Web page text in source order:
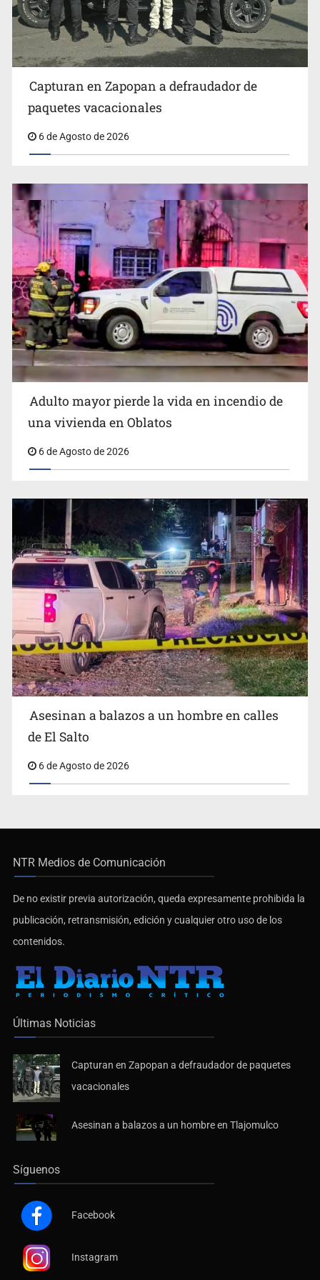
Fallece monseñor Carlos Garfias Merlos, arzobispo
emérito de Morelia
Detienen al exgobernador de Guerrero, Ángel Aguirre
Capturan en Zapopan a defraudador de paquetes
Capturan en Zapopan a defraudador de
paquetes vacacionales
6 de Agosto de 2026
Adulto mayor pierde la vida en incendio de
una vivienda en Oblatos
6 de Agosto de 2026
Asesinan a balazos a un hombre en calles
de El Salto
6 de Agosto de 2026
NTR Medios de Comunicación
De no existir previa autorización, queda expresamente prohibida la
publicación, retransmisión, edición y cualquier otro uso de los
contenidos.
Últimas Noticias
Capturan en Zapopan a defraudador de paquetes
vacacionales
Asesinan a balazos a un hombre en Tlajomulco
Síguenos
Facebook
Instagram